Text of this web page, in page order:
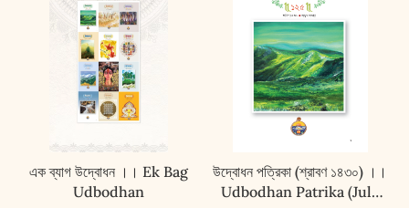
এক ব্যাগ উদ্বোধন ।। Ek Bag
Udbodhan
উদ্বোধন পত্রিকা (শ্রাবণ ১৪৩০) ।।
Udbodhan Patrika (July